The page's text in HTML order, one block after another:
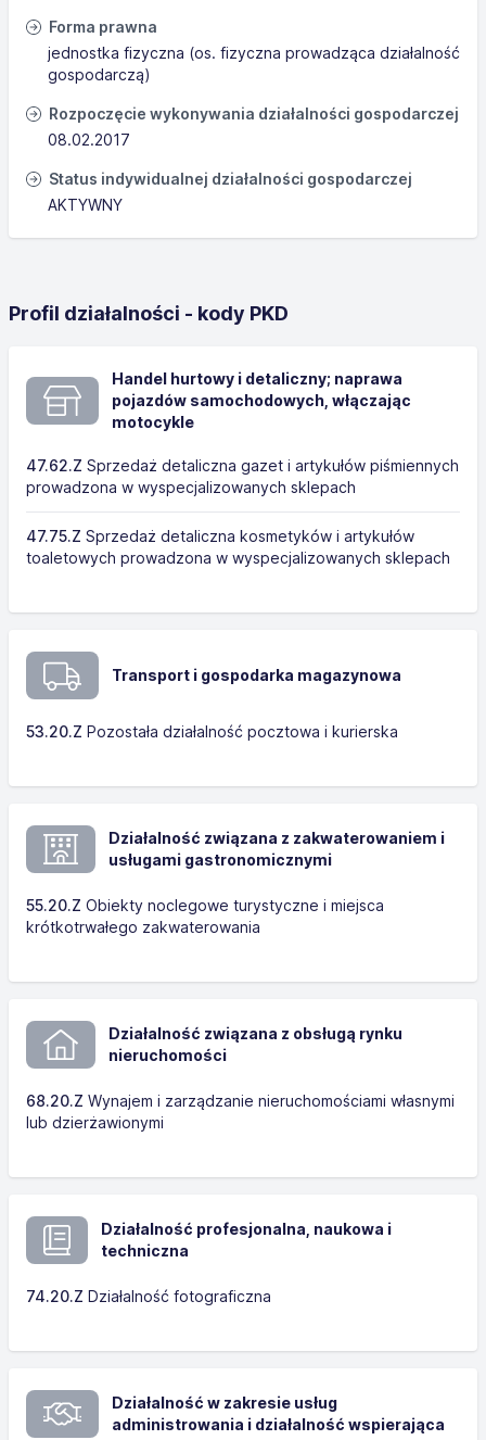
Forma prawna
jednostka fizyczna (os. fizyczna prowadząca działalność
gospodarczą)
Rozpoczęcie wykonywania działalności gospodarczej
08.02.2017
Status indywidualnej działalności gospodarczej
AKTYWNY
Profil działalności - kody PKD
Handel hurtowy i detaliczny; naprawa
pojazdów samochodowych, włączając
motocykle
47.62.Z Sprzedaż detaliczna gazet i artykułów piśmiennych
prowadzona w wyspecjalizowanych sklepach
47.75.Z Sprzedaż detaliczna kosmetyków i artykułów
toaletowych prowadzona w wyspecjalizowanych sklepach
Transport i gospodarka magazynowa
53.20.Z Pozostała działalność pocztowa i kurierska
Działalność związana z zakwaterowaniem i
usługami gastronomicznymi
55.20.Z Obiekty noclegowe turystyczne i miejsca
krótkotrwałego zakwaterowania
Działalność związana z obsługą rynku
nieruchomości
68.20.Z Wynajem i zarządzanie nieruchomościami własnymi
lub dzierżawionymi
Działalność profesjonalna, naukowa i
techniczna
74.20.Z Działalność fotograficzna
Działalność w zakresie usług
administrowania i działalność wspierająca